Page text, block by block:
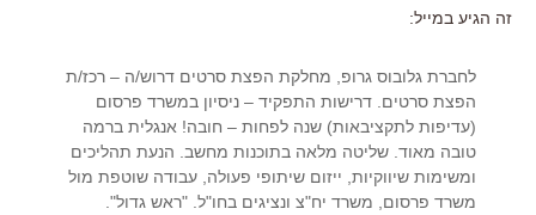
זה הגיע במייל:
לחברת גלובוס גרופ, מחלקת הפצת סרטים דרוש/ה – רכז/ת
הפצת סרטים. דרישות התפקיד – ניסיון במשרד פרסום
(עדיפות לתקציבאות) שנה לפחות – חובה! אנגלית ברמה
טובה מאוד. שליטה מלאה בתוכנות מחשב. הנעת תהליכים
ומשימות שיווקיות, ייזום שיתופי פעולה, עבודה שוטפת מול
משרד פרסום, משרד יח"צ ונציגים בחו"ל. "ראש גדול".